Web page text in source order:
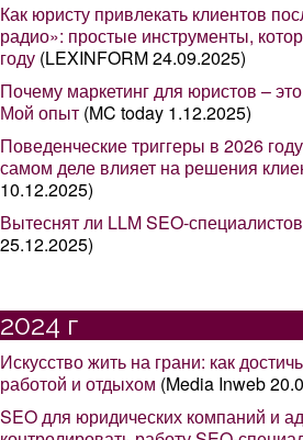
Как юристу привлекать клиентов
радио»: простые инструменты,
году (LEXINFORM 24.09.2025)
Почему маркетинг для юристов –
Мой опыт (MC today 1.12.2025)
Поведенческие триггеры в 2026
самом деле влияет на решения
10.12.2025)
Вытеснят ли LLM SEO-
25.12.2025)
2024 г
Искусство жить на грани: как
работой и отдыхом (Media Inweb
SEO для юридических компаний и